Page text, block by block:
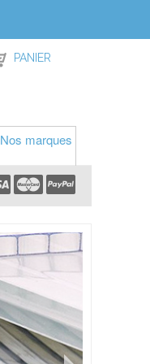
PANIER
Nos marques